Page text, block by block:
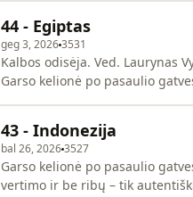
Laurynas Vytas
44 - Egiptas
geg 3, 20263531
Kalbos odisėja. Ved. Laurynas
Garso kelionė po pasaulio
ritmai ir pasaulio kultūrų pulsas.
43 - Indonezija
bal 26, 20263527
Garso kelionė po pasaulio
vertimo ir be ribų – tik